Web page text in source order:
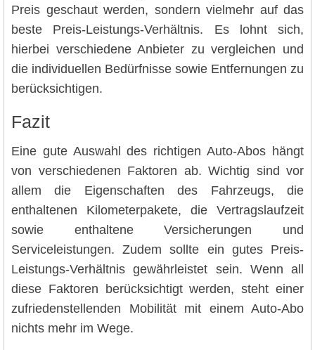
Preis geschaut werden, sondern vielmehr auf das
beste Preis-Leistungs-Verhältnis. Es lohnt sich,
hierbei verschiedene Anbieter zu vergleichen und
die individuellen Bedürfnisse sowie Entfernungen zu
berücksichtigen.
Fazit
Eine gute Auswahl des richtigen Auto-Abos hängt
von verschiedenen Faktoren ab. Wichtig sind vor
allem die Eigenschaften des Fahrzeugs, die
enthaltenen Kilometerpakete, die Vertragslaufzeit
sowie enthaltene Versicherungen und
Serviceleistungen. Zudem sollte ein gutes Preis-
Leistungs-Verhältnis gewährleistet sein. Wenn all
diese Faktoren berücksichtigt werden, steht einer
zufriedenstellenden Mobilität mit einem Auto-Abo
nichts mehr im Wege.